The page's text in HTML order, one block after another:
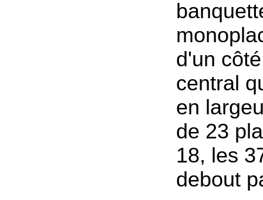
d'un
central
en
de 23
18, les
debout